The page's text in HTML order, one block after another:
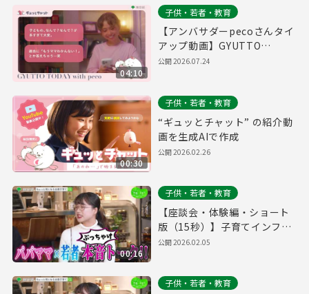
04:10
子供・若者・教育
【アンバサダーpecoさんタイ
アップ動画】GYUTTO
TODAY
公開2026.07.24
00:30
子供・若者・教育
“ギュッとチャット” の紹介動
画を生成AIで作成
公開2026.02.26
00:16
子供・若者・教育
【座談会・体験編・ショート
版（15秒）】子育てインフル
エンサーと体験してみた
公開2026.02.05
子供・若者・教育